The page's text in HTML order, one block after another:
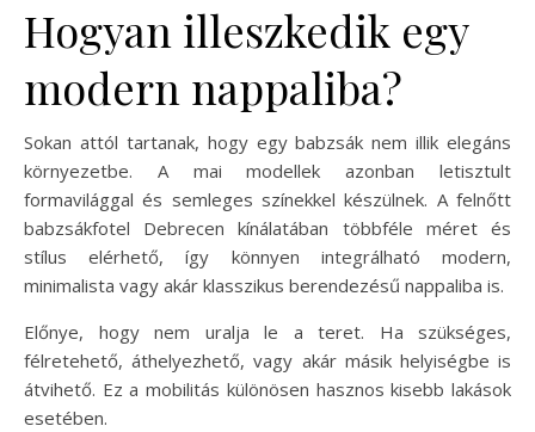
Hogyan illeszkedik egy
modern nappaliba?
Sokan attól tartanak, hogy egy babzsák nem illik elegáns
környezetbe. A mai modellek azonban letisztult
formavilággal és semleges színekkel készülnek. A felnőtt
babzsákfotel Debrecen kínálatában többféle méret és
stílus elérhető, így könnyen integrálható modern,
minimalista vagy akár klasszikus berendezésű nappaliba is.
Előnye, hogy nem uralja le a teret. Ha szükséges,
félretehető, áthelyezhető, vagy akár másik helyiségbe is
átvihető. Ez a mobilitás különösen hasznos kisebb lakások
esetében.